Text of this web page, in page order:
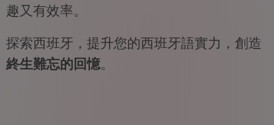
趣又有效率。
探索西班牙，提升您的西班牙語實力，創造
終生難忘的回憶。